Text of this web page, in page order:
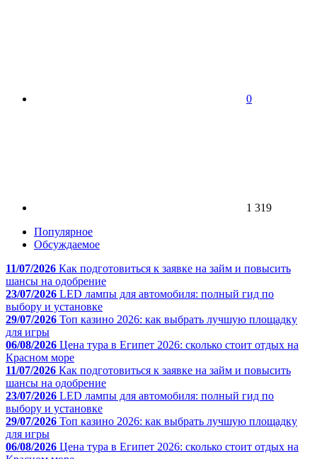
0
1 319
Популярное
Обсуждаемое
11/07/2026 Как подготовиться к заявке на займ и повысить
шансы на одобрение
23/07/2026 LED лампы для автомобиля: полный гид по
выбору и установке
29/07/2026 Топ казино 2026: как выбрать лучшую площадку
для игры
06/08/2026 Цена тура в Египет 2026: сколько стоит отдых на
Красном море
11/07/2026 Как подготовиться к заявке на займ и повысить
шансы на одобрение
23/07/2026 LED лампы для автомобиля: полный гид по
выбору и установке
29/07/2026 Топ казино 2026: как выбрать лучшую площадку
для игры
06/08/2026 Цена тура в Египет 2026: сколько стоит отдых на